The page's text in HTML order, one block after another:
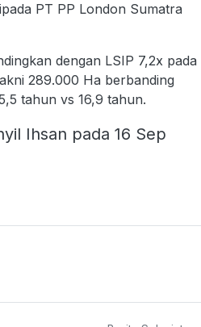
PT PP London Sumatra
dengan LSIP 7,2x pada
289.000 Ha berbanding
tahun vs 16,9 tahun.
Ihsan pada 16 Sep